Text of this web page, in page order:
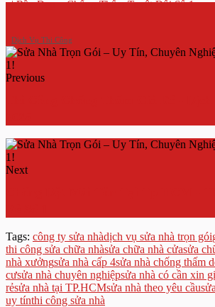
| Bền Đẹp – Chống Thấm Tuyệt Đối Số 1
Dịch Vụ Thi Công
Previous
Next
Tags: công ty sửa nhàdịch vụ sửa nhà trọn gói
thi công sửa chữa nhàsửa chữa nhà cửasửa
nhà xưởngsửa nhà cấp 4sửa nhà chống thấm
cưsửa nhà chuyên nghiệpsửa nhà có cần xin
rẻsửa nhà tại TP.HCMsửa nhà theo yêu cầu
uy tínthi công sửa nhà